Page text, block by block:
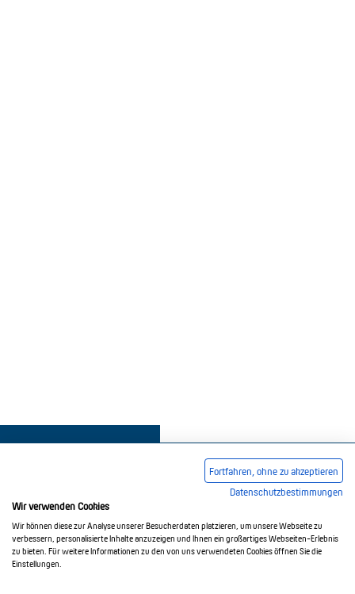
Impressum AGB Datenschutzerklärung
Fortfahren, ohne zu akzeptieren
Datenschutzbestimmungen
Wir verwenden Cookies
Wir können diese zur Analyse unserer Besucherdaten platzieren, um unsere Webseite zu
verbessern, personalisierte Inhalte anzuzeigen und Ihnen ein großartiges Webseiten-Erlebnis
zu bieten. Für weitere Informationen zu den von uns verwendeten Cookies öffnen Sie die
Einstellungen.